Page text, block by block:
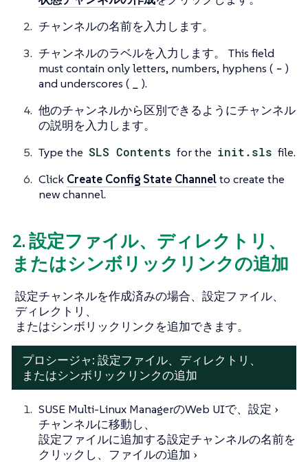
チャンネルの名前を入力します。
チャンネルのラベルを入力します。 This field
must contain only letters, numbers, hyphens ( - )
and underscores (
).
他のチャンネルから区別できるようにチャンネル
の説明を入力します。
Type the SLS Contents for the init.sls file.
Click Create Config State Channelto create the
new channel.
2. 設定ファイル、ディレクトリ、
またはシンボリックリンクの追加
設定チャンネルを作成済みの場合、設定ファイル、
ディレクトリ、
またはシンボリックリンクを追加できます。
プロシージャ: 設定ファイル、ディレクトリ、
またはシンボリックリンクの追加
SUSE Multi-Linux ManagerのWeb UIで、 設定
チャンネルに移動し、
設定ファイルに追加する設定チャンネルの名前を
クリックし、 ファイルの追加